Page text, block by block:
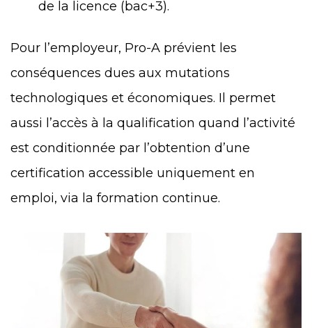
de la licence (bac+3).
Pour l’employeur, Pro-A prévient les
conséquences dues aux mutations
technologiques et économiques. Il permet
aussi l’accès à la qualification quand l’activité
est conditionnée par l’obtention d’une
certification accessible uniquement en
emploi, via la formation continue.